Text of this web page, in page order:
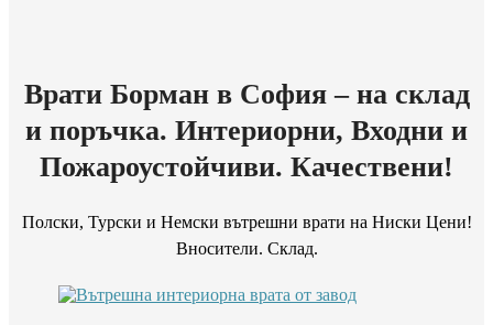
Врати Борман в София – на склад
и поръчка. Интериорни, Входни и
Пожароустойчиви. Качествени!
Полски, Турски и Немски вътрешни врати на Ниски Цени!
Вносители. Склад.